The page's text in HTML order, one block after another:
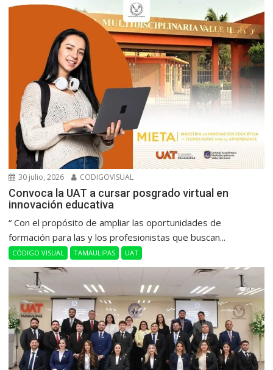
30 julio, 2026 CODIGOVISUAL
Convoca la UAT a cursar posgrado virtual en
innovación educativa
“ Con el propósito de ampliar las oportunidades de
formación para las y los profesionistas que buscan...
CÓDIGO VISUAL TAMAULIPAS UAT